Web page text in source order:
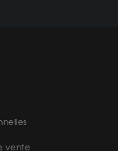
vente